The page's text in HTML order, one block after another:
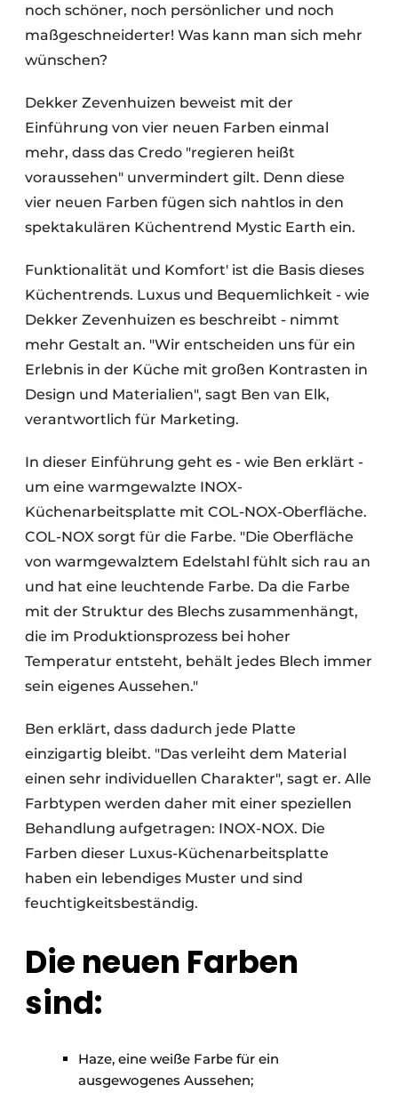
noch schöner, noch persönlicher und noch
maßgeschneiderter! Was kann man sich mehr
wünschen?
Dekker Zevenhuizen beweist mit der
Einführung von vier neuen Farben einmal
mehr, dass das Credo "regieren heißt
voraussehen" unvermindert gilt. Denn diese
vier neuen Farben fügen sich nahtlos in den
spektakulären Küchentrend Mystic Earth ein.
Funktionalität und Komfort' ist die Basis dieses
Küchentrends. Luxus und Bequemlichkeit - wie
Dekker Zevenhuizen es beschreibt - nimmt
mehr Gestalt an. "Wir entscheiden uns für ein
Erlebnis in der Küche mit großen Kontrasten in
Design und Materialien", sagt Ben van Elk,
verantwortlich für Marketing.
In dieser Einführung geht es - wie Ben erklärt -
um eine warmgewalzte INOX-
Küchenarbeitsplatte mit COL-NOX-Oberfläche.
COL-NOX sorgt für die Farbe. "Die Oberfläche
von warmgewalztem Edelstahl fühlt sich rau an
und hat eine leuchtende Farbe. Da die Farbe
mit der Struktur des Blechs zusammenhängt,
die im Produktionsprozess bei hoher
Temperatur entsteht, behält jedes Blech immer
sein eigenes Aussehen."
Ben erklärt, dass dadurch jede Platte
einzigartig bleibt. "Das verleiht dem Material
einen sehr individuellen Charakter", sagt er. Alle
Farbtypen werden daher mit einer speziellen
Behandlung aufgetragen: INOX-NOX. Die
Farben dieser Luxus-Küchenarbeitsplatte
haben ein lebendiges Muster und sind
feuchtigkeitsbeständig.
Die neuen Farben
sind:
Haze, eine weiße Farbe für ein
ausgewogenes Aussehen;